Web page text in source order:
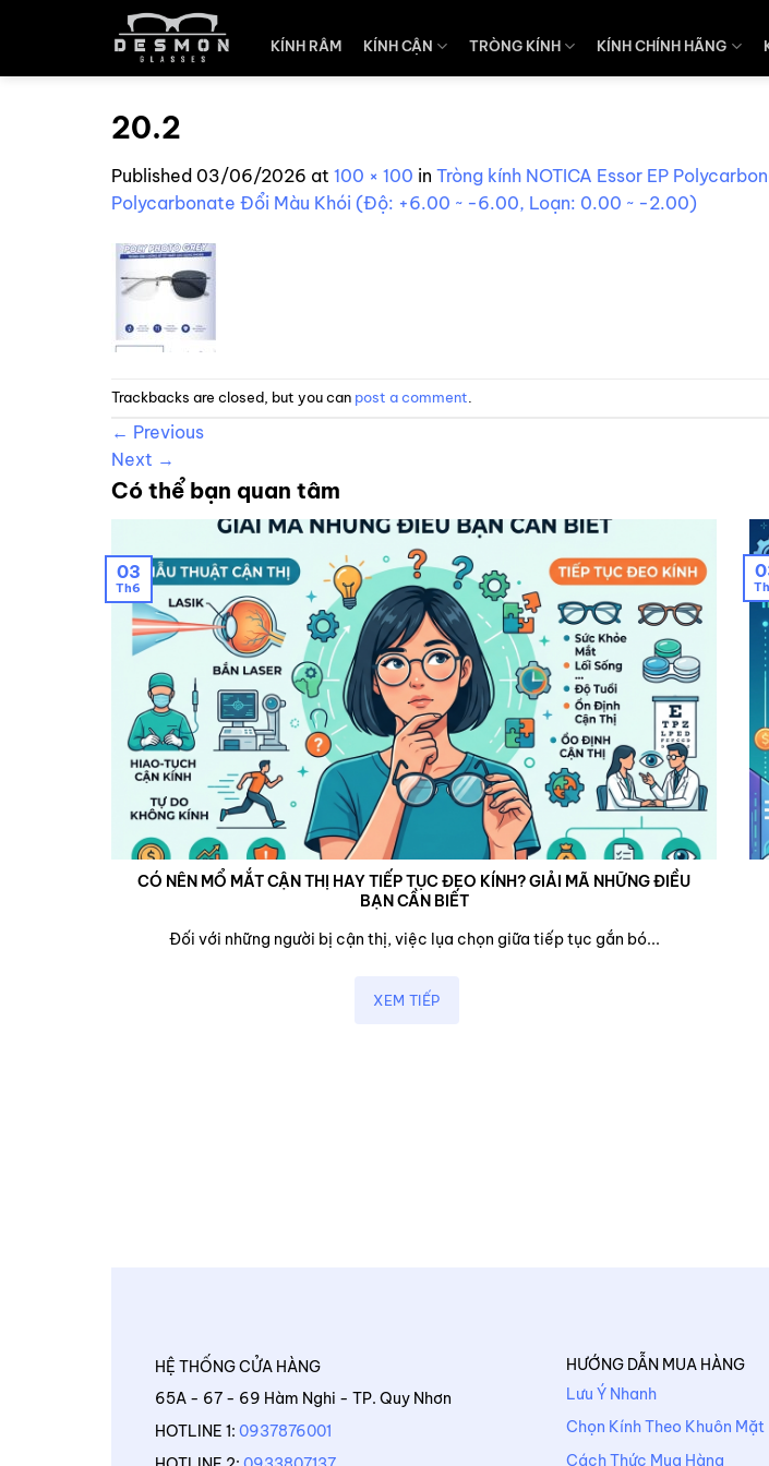
KÍNH RÂM KÍNH CẬN TRÒNG KÍNH KÍNH CHÍNH HÃNG
20.2
Published 03/06/2026 at 100 × 100 in Tròng kính NOTICA Essor EP
Polycarbonate Đổi Màu Khói (Độ: +6.00 ~ -6.00, Loạn: 0.00 ~ -2.00)
Trackbacks are closed, but you can post a comment
← Previous
Next →
Có thể bạn quan tâm
CÓ NÊN MỔ MẮT CẬN THỊ HAY TIẾP TỤC ĐEO KÍNH? GIẢI MÃ NHỮNG ĐIỀU
BẠN CẦN BIẾT
Đối với những người bị cận thị, việc lụa chọn giữa tiếp tục gắn bó...
XEM TIẾP
03
Th6
HỆ THỐNG CỬA HÀNG
65A - 67 - 69 Hàm Nghi - TP. Quy Nhơn
HOTLINE 1: 0937876001
HƯỚNG DẪN MUA HÀNG
Lưu Ý Nhanh
Chọn Kính Theo Khuôn Mặt
Cách Thức Mua Hàng